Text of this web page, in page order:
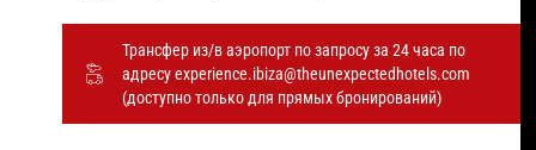
Трансфер из/в аэропорт по запросу за 24 часа по
адресу experience.ibiza@theunexpectedhotels.com
(доступно только для прямых бронирований)